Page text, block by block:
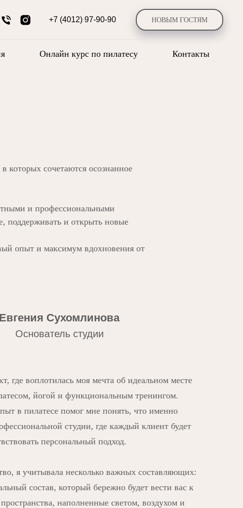
+7 (4012) 97-90-90 НОВЫМ ГОСТЯМ
Онлайн курс по пилатесу Контакты
которых сочетаются осознанное
и профессиональными
поддерживать и открыть новые
опыт и максимум вдохновения от
Евгения Сухомлинова
Основатель студии
где воплотилась моя мечта об идеальном месте
йогой и функциональным тренингом.
в пилатесе помог мне понять, что именно
студии, где каждый клиент будет
персональный подход.
я учитывала несколько важных составляющих:
состав, который бережно будет вести вас к
наполненные светом, воздухом и